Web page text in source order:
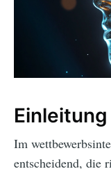
Einleitung
Im
entscheidend, die